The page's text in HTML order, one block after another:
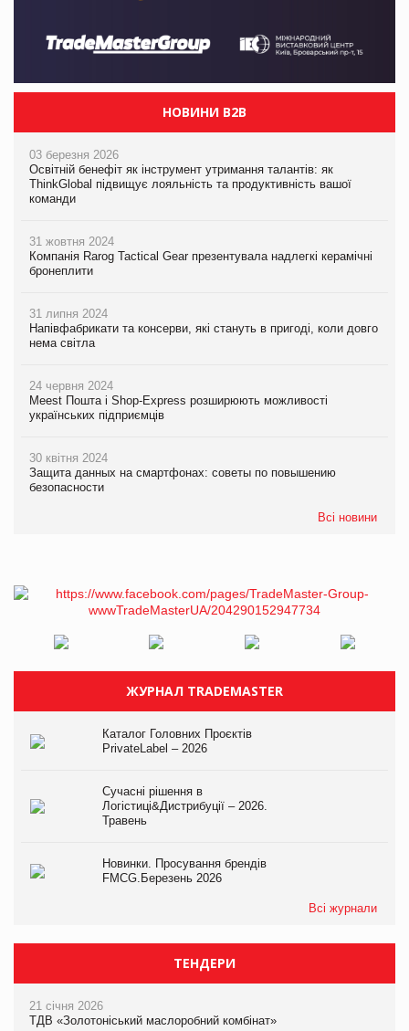
НОВИНИ B2B
03 березня 2026
Освітній бенефіт як інструмент утримання талантів: як
ThinkGlobal підвищує лояльність та продуктивність вашої
команди
31 жовтня 2024
Компанія Rarog Tactical Gear презентувала надлегкі керамічні
бронеплити
31 липня 2024
Напівфабрикати та консерви, які стануть в пригоді, коли довго
нема світла
24 червня 2024
Meest Пошта і Shop-Express розширюють можливості
українських підприємців
30 квітня 2024
Защита данных на смартфонах: советы по повышению
безопасности
Всі новини
ЖУРНАЛ TRADEMASTER
Каталог Головних Проєктів
PrivateLabel – 2026
Сучасні рішення в
Логістиці&Дистрибуції – 2026.
Травень
Новинки. Просування брендів
FMCG.Березень 2026
Всі журнали
ТЕНДЕРИ
21 січня 2026
ТДВ «Золотоніський маслоробний комбінат»